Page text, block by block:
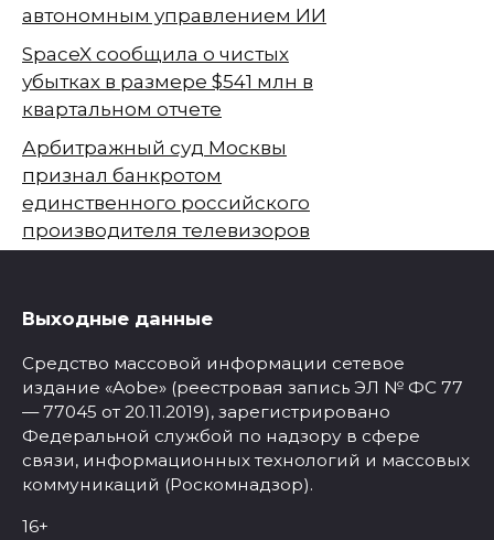
автономным управлением ИИ
SpaceX сообщила о чистых
убытках в размере $541 млн в
квартальном отчете
Арбитражный суд Москвы
признал банкротом
единственного российского
производителя телевизоров
Выходные данные
Средство массовой информации сетевое
издание «Aobe» (реестровая запись ЭЛ № ФС 77
— 77045 от 20.11.2019), зарегистрировано
Федеральной службой по надзору в сфере
связи, информационных технологий и массовых
коммуникаций (Роскомнадзор).
16+